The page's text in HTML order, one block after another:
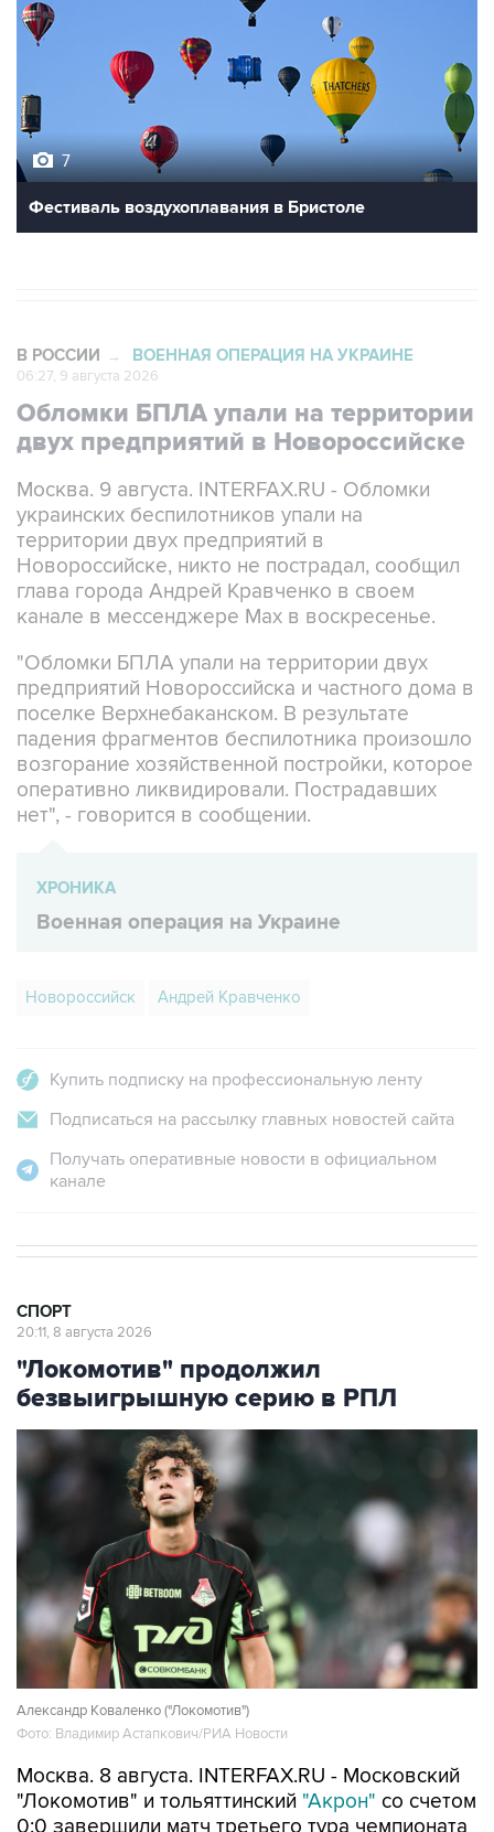
7
Фестиваль воздухоплавания в Бристоле
В РОССИИ → ВОЕННАЯ ОПЕРАЦИЯ НА УКРАИНЕ
06:27, 9 августа 2026
Обломки БПЛА упали на территории
двух предприятий в Новороссийске
Москва. 9 августа. INTERFAX.RU - Обломки
украинских беспилотников упали на
территории двух предприятий в
Новороссийске, никто не пострадал, сообщил
глава города Андрей Кравченко в своем
канале в мессенджере Max в воскресенье.
"Обломки БПЛА упали на территории двух
предприятий Новороссийска и частного дома в
поселке Верхнебаканском. В результате
падения фрагментов беспилотника произошло
возгорание хозяйственной постройки, которое
оперативно ликвидировали. Пострадавших
нет", - говорится в сообщении.
ХРОНИКА
Военная операция на Украине
Новороссийск Андрей Кравченко
Купить подписку на профессиональную ленту
Подписаться на рассылку главных новостей сайта
Получать оперативные новости в официальном
канале
СПОРТ
20:11, 8 августа 2026
"Локомотив" продолжил
безвыигрышную серию в РПЛ
Александр Коваленко ("Локомотив")
Фото: Владимир Астапкович/РИА Новости
Москва. 8 августа. INTERFAX.RU - Московский
"Локомотив" и тольяттинский "Акрон" со счетом
0:0 завершили матч третьего тура чемпионата